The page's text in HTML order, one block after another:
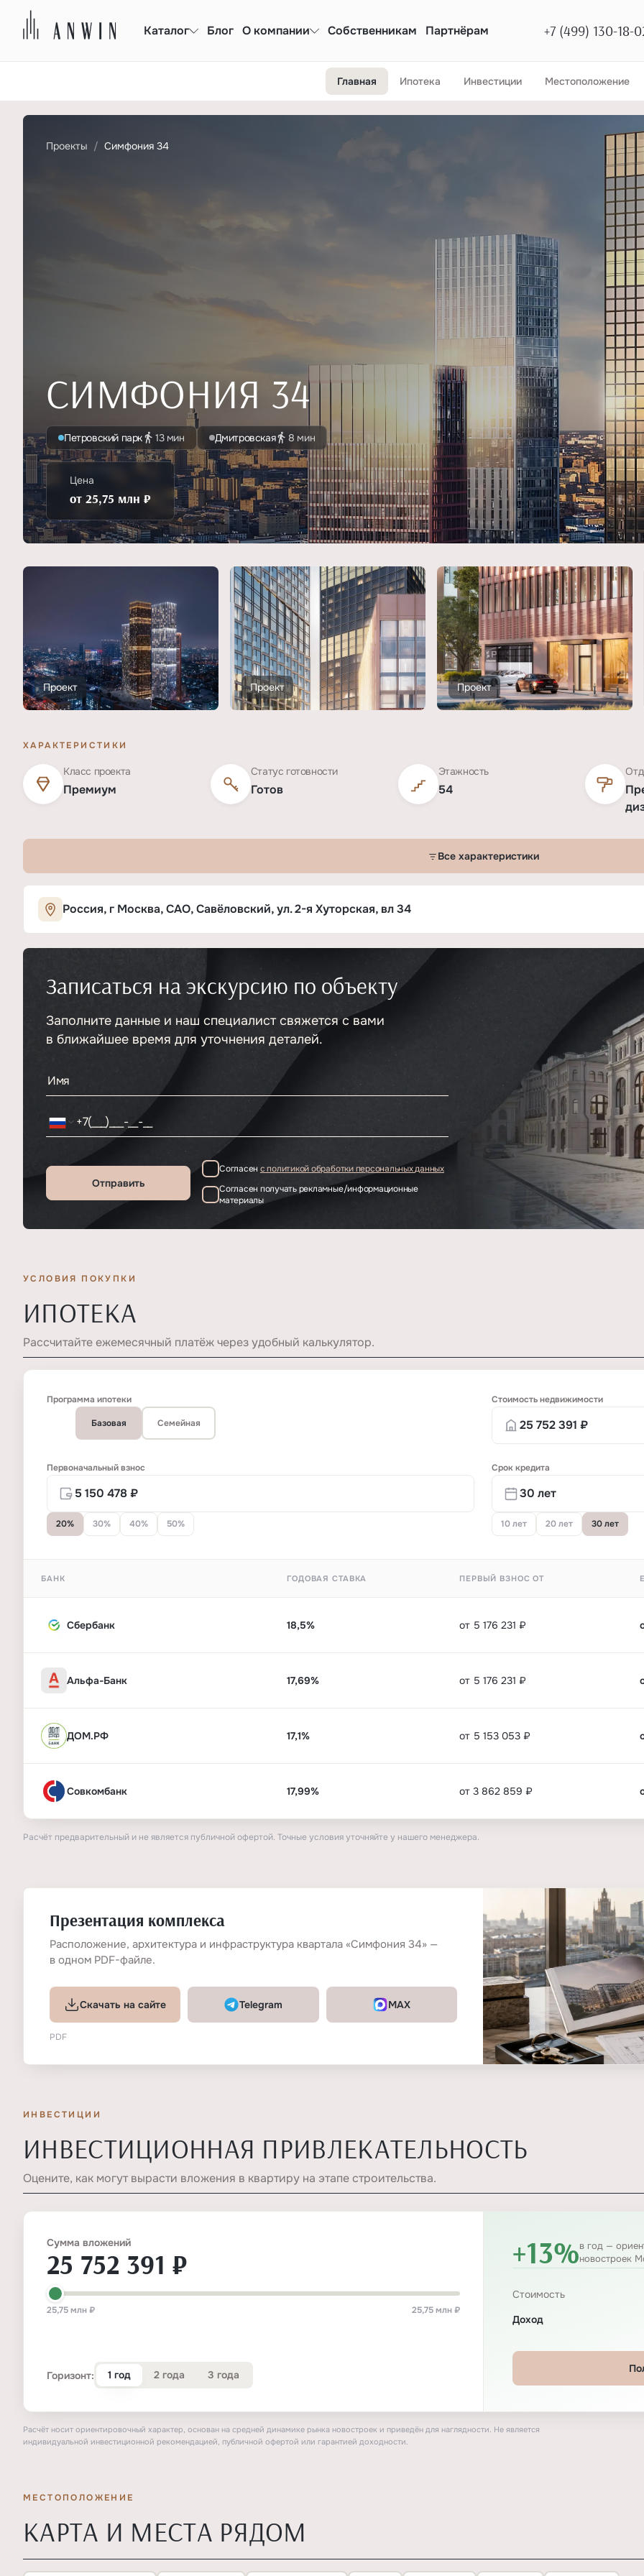
Каталог Блог О компании Собственникам Партнёрам +7 (499) 130-18-
Главная Ипотека Инвестиции Местоположение
Проекты Симфония 34
СИМФОНИЯ 34
Петровский парк 13 мин Дмитровская 8 мин
Цена
от 25,75 млн ₽
Проект Проект Проект
ХАРАКТЕРИСТИКИ
Класс проекта
Премиум
Статус готовности
Готов
Этажность
54
Все характеристики
Характеристики ЖК «Симфония 34»
ТипЖК
Класс проектаПремиум
Этажность54
ОтделкаПредчистовая и дизайнерская
Россия, г Москва, САО, Савёловский, ул. 2-я Хуторская, вл 34
Записаться на экскурсию по объекту
Заполните данные и наш специалист свяжется с вами
в ближайшее время для уточнения деталей.
Отправить
Согласен с политикой обработки персональных данных
Согласен получать рекламные/информационные
материалы
УСЛОВИЯ ПОКУПКИ
ИПОТЕКА
Рассчитайте ежемесячный платёж через удобный калькулятор.
Программа ипотеки
Базовая Семейная
Стоимость недвижимости
Первоначальный взнос
20% 30% 40% 50%
Срок кредита
10 лет 20 лет 30 лет
БАНК ГОДОВАЯ СТАВКА ПЕРВЫЙ ВЗНОС ОТ
Сбербанк 18,5% от 5 176 231 ₽
Альфа-Банк 17,69% от 5 176 231 ₽
ДОМ.РФ 17,1% от 5 153 053 ₽
Совкомбанк 17,99% от 3 862 859 ₽
Расчёт предварительный и не является публичной офертой. Точные условия уточняйте у нашего менеджера.
Презентация комплекса
Расположение, архитектура и инфраструктура квартала «Симфония 34» —
в одном PDF-файле.
Скачать на сайте Telegram MAX
PDF
ИНВЕСТИЦИИ
ИНВЕСТИЦИОННАЯ ПРИВЛЕКАТЕЛЬНОСТЬ
Оцените, как могут вырасти вложения в квартиру на этапе строительства.
Сумма вложений
25 752 391 ₽
25,75 млн ₽ 25,75 млн ₽
Горизонт: 1 год 2 года 3 года
+13%в год —
новостроек
Стоимость
Доход
Расчёт носит ориентировочный характер, основан на средней динамике рынка новостроек и приведён для наглядности. Не является
индивидуальной инвестиционной рекомендацией, публичной офертой или гарантией доходности.
МЕСТОПОЛОЖЕНИЕ
КАРТА И МЕСТА РЯДОМ